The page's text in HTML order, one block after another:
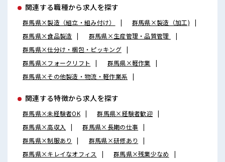
関連する職種から求人を探す
群馬県×製造（組立・組み付け）
群馬県×製造（加工)
群馬県×食品製造
群馬県×生産管理・品質管理
群馬県×仕分け・梱包・ピッキング
群馬県×フォークリフト
群馬県×軽作業
群馬県×その他製造・物流・軽作業系
関連する特徴から求人を探す
群馬県×未経験者OK
群馬県×経験者歓迎
群馬県×高収入
群馬県×長期の仕事
群馬県×制服あり
群馬県×研修あり
群馬県×キレイなオフィス
群馬県×残業少なめ